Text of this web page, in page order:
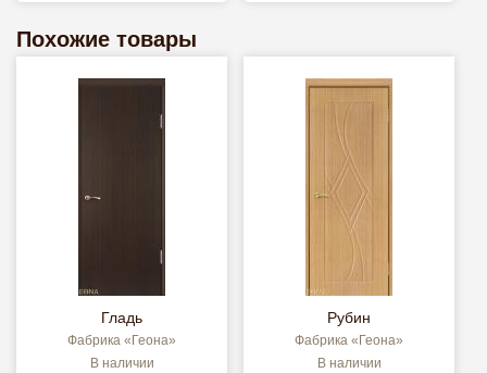
Похожие товары
Гладь
Фабрика «Геона»
В наличии
Рубин
Фабрика «Геона»
В наличии